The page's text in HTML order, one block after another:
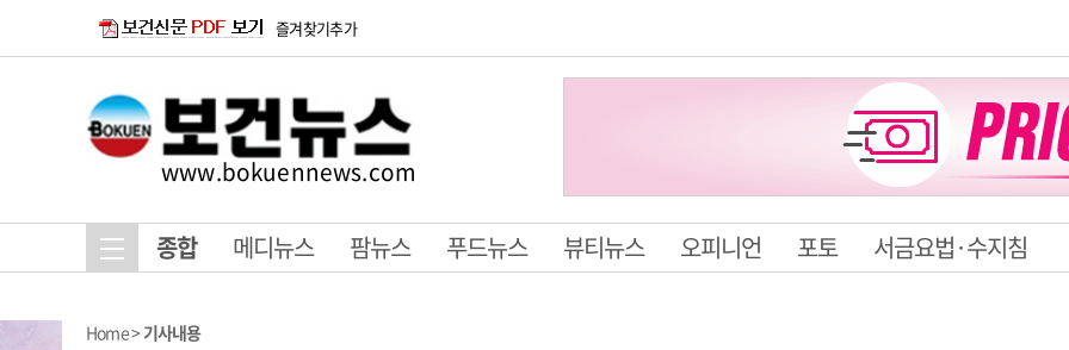
즐겨찾기추가
www.bokuennews.com
종합 메디뉴스 팜뉴스 푸드뉴스 뷰티뉴스 오피니언 포토 서금요법·수지침
Home>기사내용